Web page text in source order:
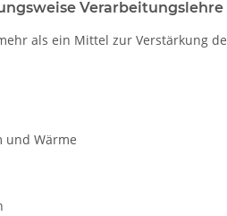
als ein Mittel zur Verstärkung
und Wärme